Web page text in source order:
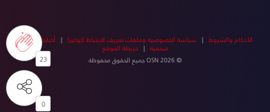
23
0
الأحكام والشروط | سياسة الخصوصية وملفات تعريف الارتباط (كوكيز) | أخبارنا|أخبار
صحفية |خريطة الموقع
© OSN 2026 جميع الحقوق محفوظة